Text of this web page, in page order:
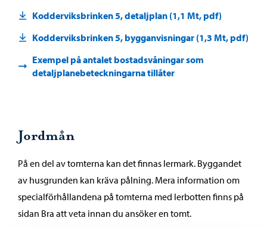
Kodderviksbrinken 5, detaljplan (1,1 Mt, pdf)
Kodderviksbrinken 5, bygganvisningar (1,3 Mt, pdf)
Exempel på antalet bostadsvåningar som
detaljplanebeteckningarna tillåter
Jordmån
På en del av tomterna kan det finnas lermark. Byggandet
av husgrunden kan kräva pålning. Mera information om
specialförhållandena på tomterna med lerbotten finns på
sidan Bra att veta innan du ansöker en tomt.